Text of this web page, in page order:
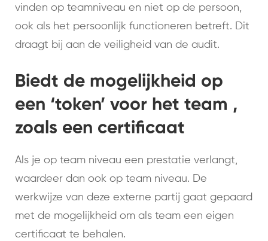
vinden op teamniveau en niet op de persoon,
ook als het persoonlijk functioneren betreft. Dit
draagt bij aan de veiligheid van de audit.
Biedt de mogelijkheid op
een ‘token’ voor het team ,
zoals een certificaat
Als je op team niveau een prestatie verlangt,
waardeer dan ook op team niveau. De
werkwijze van deze externe partij gaat gepaard
met de mogelijkheid om als team een eigen
certificaat te behalen.